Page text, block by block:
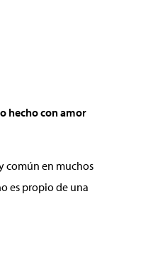
hecho con amor
común en muchos
es propio de una